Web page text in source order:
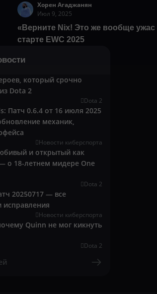
Хорен Агаджанян
Июл 9, 2025
«Верните Nix! Это же вообще ужас
старте EWC 2025
который срочно
Dota 2
Dota 2
Патч 0.6.4 от 16 июля 2025
механик,
Новости киберспорта
и открытый как
о 18-летнем мидере One
Dota 2
20250717 — все
исправления
Новости киберспорта
Quinn не мог кикнуть
Dota 2